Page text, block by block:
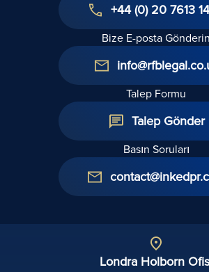
+44 (0) 20 7613
Bize E-posta Gönderin
Talep Formu
Talep Gönder
Basın Soruları
Londra Holborn